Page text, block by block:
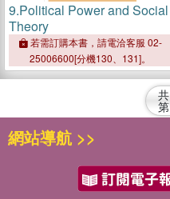
9.Political Power and Social
Theory
若需訂購本書，請電洽客服 02-
25006600[分機130、131]。
共
第
網站導航 >>